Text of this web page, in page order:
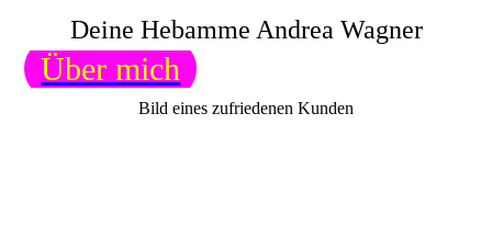
Deine Hebamme Andrea Wagner
Über mich
Bild eines zufriedenen Kunden